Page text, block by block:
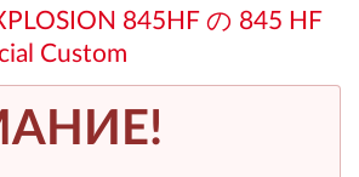
845HF の 845 HF
Custom